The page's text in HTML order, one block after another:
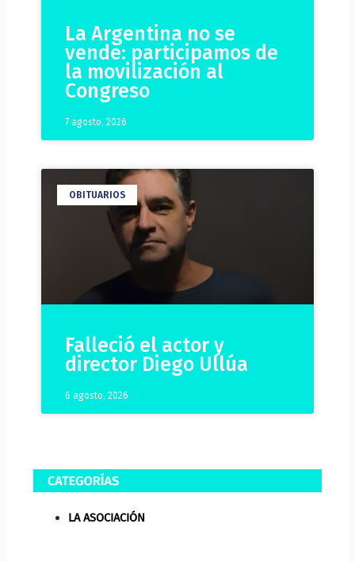
La Argentina no se
vende: participamos de
la movilización al
Congreso
7 agosto, 2026
OBITUARIOS
Falleció el actor y
director Diego Ullúa
6 agosto, 2026
LA ASOCIACIÓN